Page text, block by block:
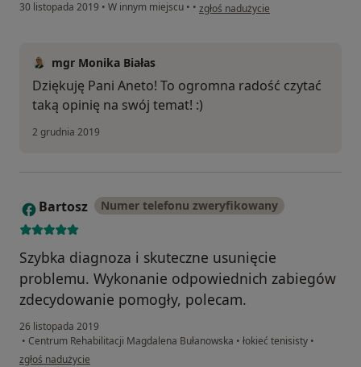
30 listopada 2019 • W innym miejscu • • w opinii użytkownika Aneta
zgłoś nadużycie
mgr Monika Białas
Dziękuję Pani Aneto! To ogromna radość czytać
taką opinię na swój temat! :)
2 grudnia 2019
B Bartosz Numer telefonu zweryfikowany
Szybka diagnoza i skuteczne usunięcie
problemu. Wykonanie odpowiednich zabiegów
zdecydowanie pomogły, polecam.
26 listopada 2019
• Centrum Rehabilitacji Magdalena Bułanowska • łokieć tenisisty •
w opinii użytkownika Bartosz
zgłoś nadużycie